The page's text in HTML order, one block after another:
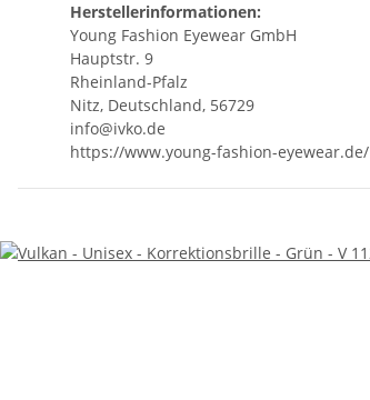
Herstellerinformationen:
Young Fashion Eyewear GmbH
Hauptstr. 9
Rheinland-Pfalz
Nitz, Deutschland, 56729
info@ivko.de
https://www.young-fashion-eyewear.de/